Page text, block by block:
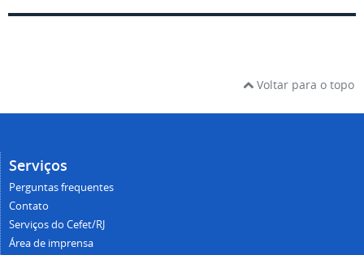
Voltar para o topo
Serviços
Perguntas frequentes
Contato
Serviços do Cefet/RJ
Área de imprensa